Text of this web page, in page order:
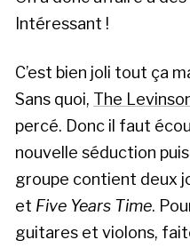
Intéressant !
C’est bien joli tout ça
Sans quoi, The
percé. Donc il faut
nouvelle séduction
groupe contient deux
et Five Years Time.
guitares et violons,